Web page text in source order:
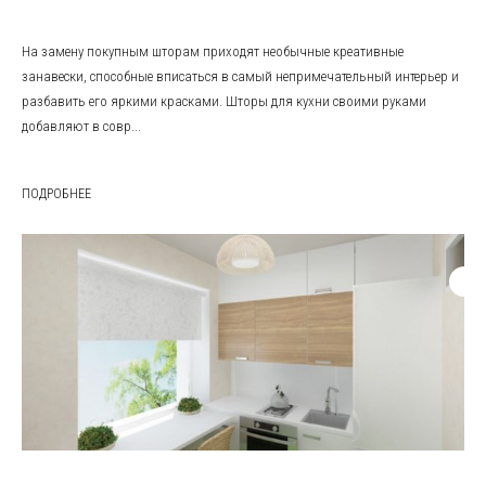
На замену покупным шторам приходят необычные креативные
занавески, способные вписаться в самый непримечательный интерьер и
разбавить его яркими красками. Шторы для кухни своими руками
добавляют в совр...
ПОДРОБНЕЕ